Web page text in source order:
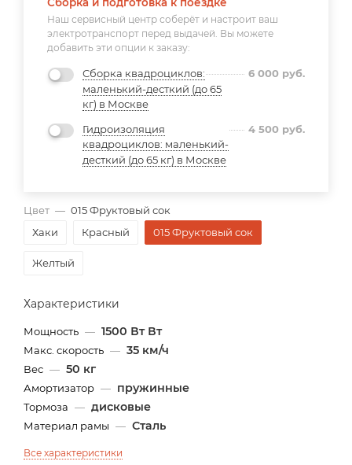
Цвет — 015 Фруктовый сок
Хаки
Красный 015 Фруктовый сок
Желтый
Характеристики
Мощность — 1500 Вт Вт
Макс. скорость — 35 км/ч
Вес — 50 кг
Амортизатор — пружинные
Тормоза — дисковые
Материал рамы — Сталь
Все характеристики
Сборка и подготовка к поездке
Наш сервисный центр соберёт и настроит ваш
электротранспорт перед выдачей. Вы можете
добавить эти опции к заказу:
Сборка квадроциклов:
маленький-десткий (до 65
кг) в Москве
6 000 руб.
Гидроизоляция
квадроциклов: маленький-
десткий (до 65 кг) в Москве
4 500 руб.